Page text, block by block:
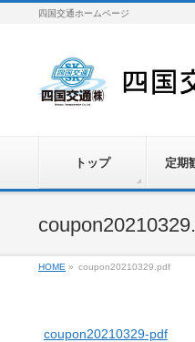
四国交通ホームページ
トップ 定期
HOME » coupon20210329.pdf
coupon20210329-pdf